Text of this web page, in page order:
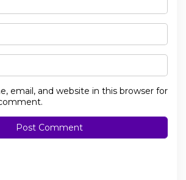
email, and website in this browser for